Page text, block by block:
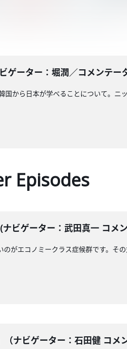
ゲーター：堀潤／コメンテー
から日本が学べることについて。ニ
Episodes
ビゲーター：武田真一 コメ
がエコノミークラス症候群です。そ
（ナビゲーター：石田健 コ